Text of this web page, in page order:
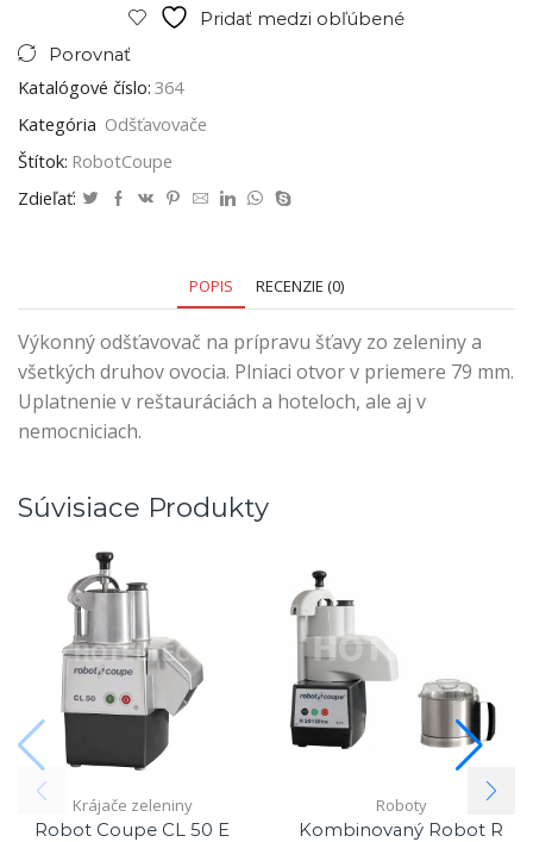
Pridať medzi obľúbené
Porovnať
Katalógové číslo: 364
Kategória Odšťavovače
Štítok: RobotCoupe
Zdieľať:
POPIS RECENZIE (0)
Výkonný odšťavovač na prípravu šťavy zo zeleniny a
všetkých druhov ovocia. Plniaci otvor v priemere 79 mm.
Uplatnenie v reštauráciách a hoteloch, ale aj v
nemocniciach.
Súvisiace Produkty
Krájače zeleniny
Robot Coupe CL 50 E
Roboty
Kombinovaný Robot R